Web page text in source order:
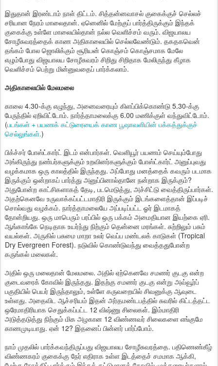
இதுதான் இரண்டாம் நாள் திட்டம். சித்தன்னவாசல் குகைக்குச் செல்லச்
சரியான நேரம் மாலைதான். ஏனெனில் மேற்குப் பார்த்திருக்கும் இந்தக்
குகைக்கு உள்ளே மாலையில்தான் நல்ல வெளிச்சம் வரும். விஜயாலய
சோழீசுவரத்தைக் காண அதிகாலையில் செல்லவேண்டும். தகதகவென்
தங்கம் போல ஜொலிக்கும் சூரியன் கொஞ்சம் கொஞ்சமாக மேலே
எழும்போது விஜயாலய சோழீசுவரம் சிறிது சிறிதாக மேலிருந்து கீழாக
வெளிச்சம் பெற்று மின்னுவதைப் பார்க்கலாம்.
அதிகாலையில் மேலமலை
காலை 4.30-க்கு எழுந்து, அனைவரையும் கிளப்பிக்கொண்டு 5.30-க்கு
பேருந்தில் ஏறிவிட்டோம். நார்த்தாமலைக்கு 6.00 மணிக்குள் வந்துவிட்டோம்.
(படங்கள் + பயணக் கட்டுரையைக் காண பூஷாவளியின் பக்கத்துக்குச்
செல்லுங்கள்.)
பிக்ச்சர் போஸ்ட்கார்ட் இடம் என்பார்கள். வெளியூர் பயணம் செய்யும்போது
அங்கிருந்து நண்பர்களுக்கும் உறவினர்களுக்கும் போஸ்ட்கார்ட் அனுப்புவது
வழக்கமாக ஒரு காலத்தில் இருந்தது. அப்போது மனத்தைக் கவரும் படமாக
இருக்கும் ஒன்றாகப் பார்த்து அனுப்பினால்தானே நன்றாக இருக்கும்?
அதுபோன்ற காட்சிகளாகத் தேடி, படமெடுத்து, அச்சிட்டு வைத்திருப்பார்கள்.
அதற்கெனவே உருவாக்கப்பட்டமாதிரி இருக்கும் இடங்களைத்தான் இப்படிச்
சொல்வது வழக்கம். நார்த்தாமலையே அப்படிப்பட்ட ஓர் இடமாகத்
தோன்றியது. ஒரு மாபெரும் பரப்பில் ஒரு பக்கம் அமைதியான இயற்கை ஏரி.
ஆங்காங்கே நெடிதாக உயர்ந்து நிற்கும் தென்னை மரங்கள். சுற்றிலும் பசும்
வயல்கள். அருகில் பசுமை மாறா உலர் வெப்ப மண்டலக் காடுகள் (Tropical
Dry Evergreen Forest). நடுவில் கொண்டுவந்து வைத்ததுபோன்ற
கருங்கல் மலைகள்.
அதில் ஒரு மலைதான் மேலமலை. அதில் ஏற்கெனவே சமணர் குடகு என்ற
குடைவரைக் கோவில் இருந்தது. இதற்கு சமணர் குடகு என்று அவ்வூர்ப்
பகுதியில் பெயர் இருந்தாலும், உள்ளே கருவறையில் சிவனுக்கு ஆவுடை
உள்ளது. அதைவிட ஆச்சரியம் இதன் அர்தமண்டபத்தில் சுவரில் கிட்டத்தட்ட
ஒரேமாதிரியாக செதுக்கப்பட்ட 12 விஷ்ணு சிலைகள். இம்மாதிரி
அடுத்தடுத்து நிற்கும் மிக அழகான 12 விண்ணவர் சிலைகளை எங்குமே
காணமுடியாது. ஏன் 12? இதனைப் பின்னர் பார்ப்போம்.
நாம் முதலில் பார்க்கவந்திருப்பது விஜயாலய சோழீசுவரத்தை. பதிணெண்கீழ்
விண்ணகரம் குகைக்கு நேர் எதிராக உள்ள இடத்தைச் சமமாக ஆக்கி,